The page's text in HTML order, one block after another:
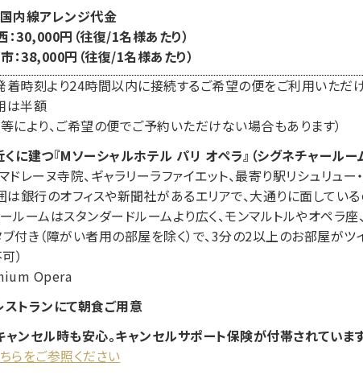
内線アレンジ代金
：30,000円（往復/1名様あたり）
：38,000円（往復/1名様あたり）
時刻より24時間以内に接続するご希望の便をご利用いただけ
は半額
により、ご希望の便でご予約いただけない場合もあります）
に建つ『Mソーシャルホテル パリ オペラ』（シグネチャールー
ドレーヌ寺院、ギャラリーラファイエット、最寄り駅リシュ
は銀行のオフィスや新聞社があるエリアで、大通りに面してい
ルームはスタンダードルームより広く、モンマルトルやオペラ
付き（障がい者用の部屋を除く）で、3分の2以上のお部屋が
）
Opera
トランにて朝食ご用意
ンセル時も安心。キャンセルサポート保険が付帯されてい
らをご参照ください